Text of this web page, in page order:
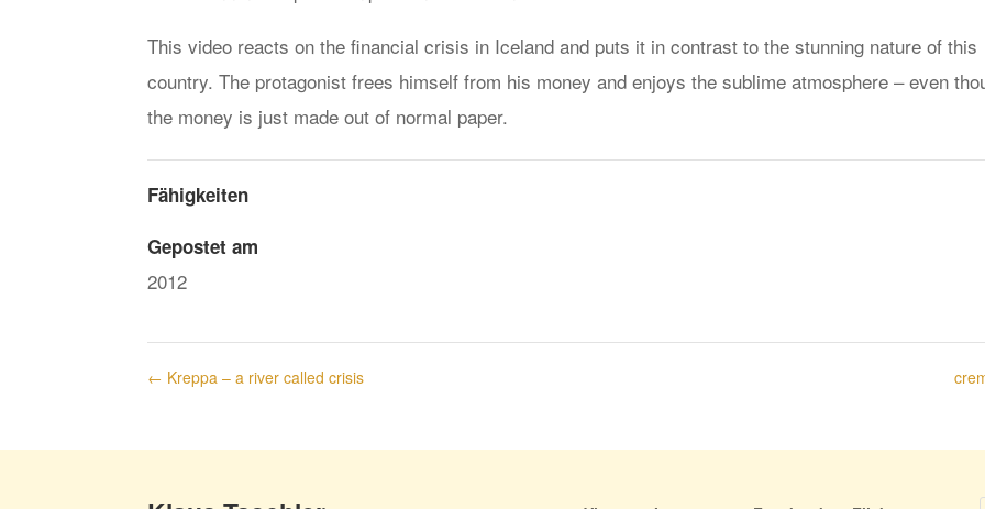
This video reacts on the financial crisis in Iceland and puts it in contrast to the stunning nature of this
country. The protagonist frees himself from his money and enjoys the sublime atmosphere – even
the money is just made out of normal paper.
Fähigkeiten
Gepostet am
2012
← Kreppa – a river called crisis